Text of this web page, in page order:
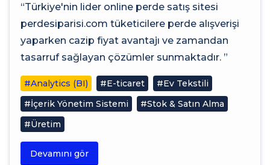
“Türkiye'nin lider online perde satış sitesi
perdesiparisi.com tüketicilere perde alışverişi
yaparken cazip fiyat avantajı ve zamandan
tasarruf sağlayan çözümler sunmaktadır. ”
#Analytics (BI) #E-ticaret
#Ev Tekstili
#İçerik Yönetim Sistemi
#Stok & Satın Alma
#Üretim
Devamını gör